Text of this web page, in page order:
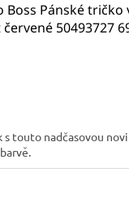
Boss Pánské
50493727
touto nadčasovou